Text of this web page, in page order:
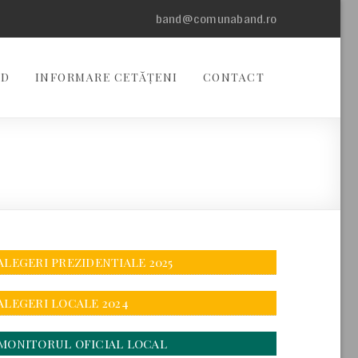
band@comunaband.ro
INFORMARE CETĂȚENI CONTACT
PREZIDENTIALE 2025
LOCALE 2024
OFICIAL LOCAL